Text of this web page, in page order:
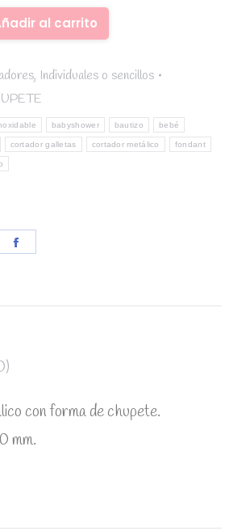
al carrito
, Individuales o sencillos
babyshower bautizo bebé
cortador galletas cortador metálico fondant
con forma de chupete.
mm.